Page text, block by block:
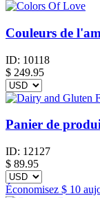
Couleurs de
ID: 10118
$ 249.95
Panier de
ID: 12127
$ 89.95
Économisez $ 10